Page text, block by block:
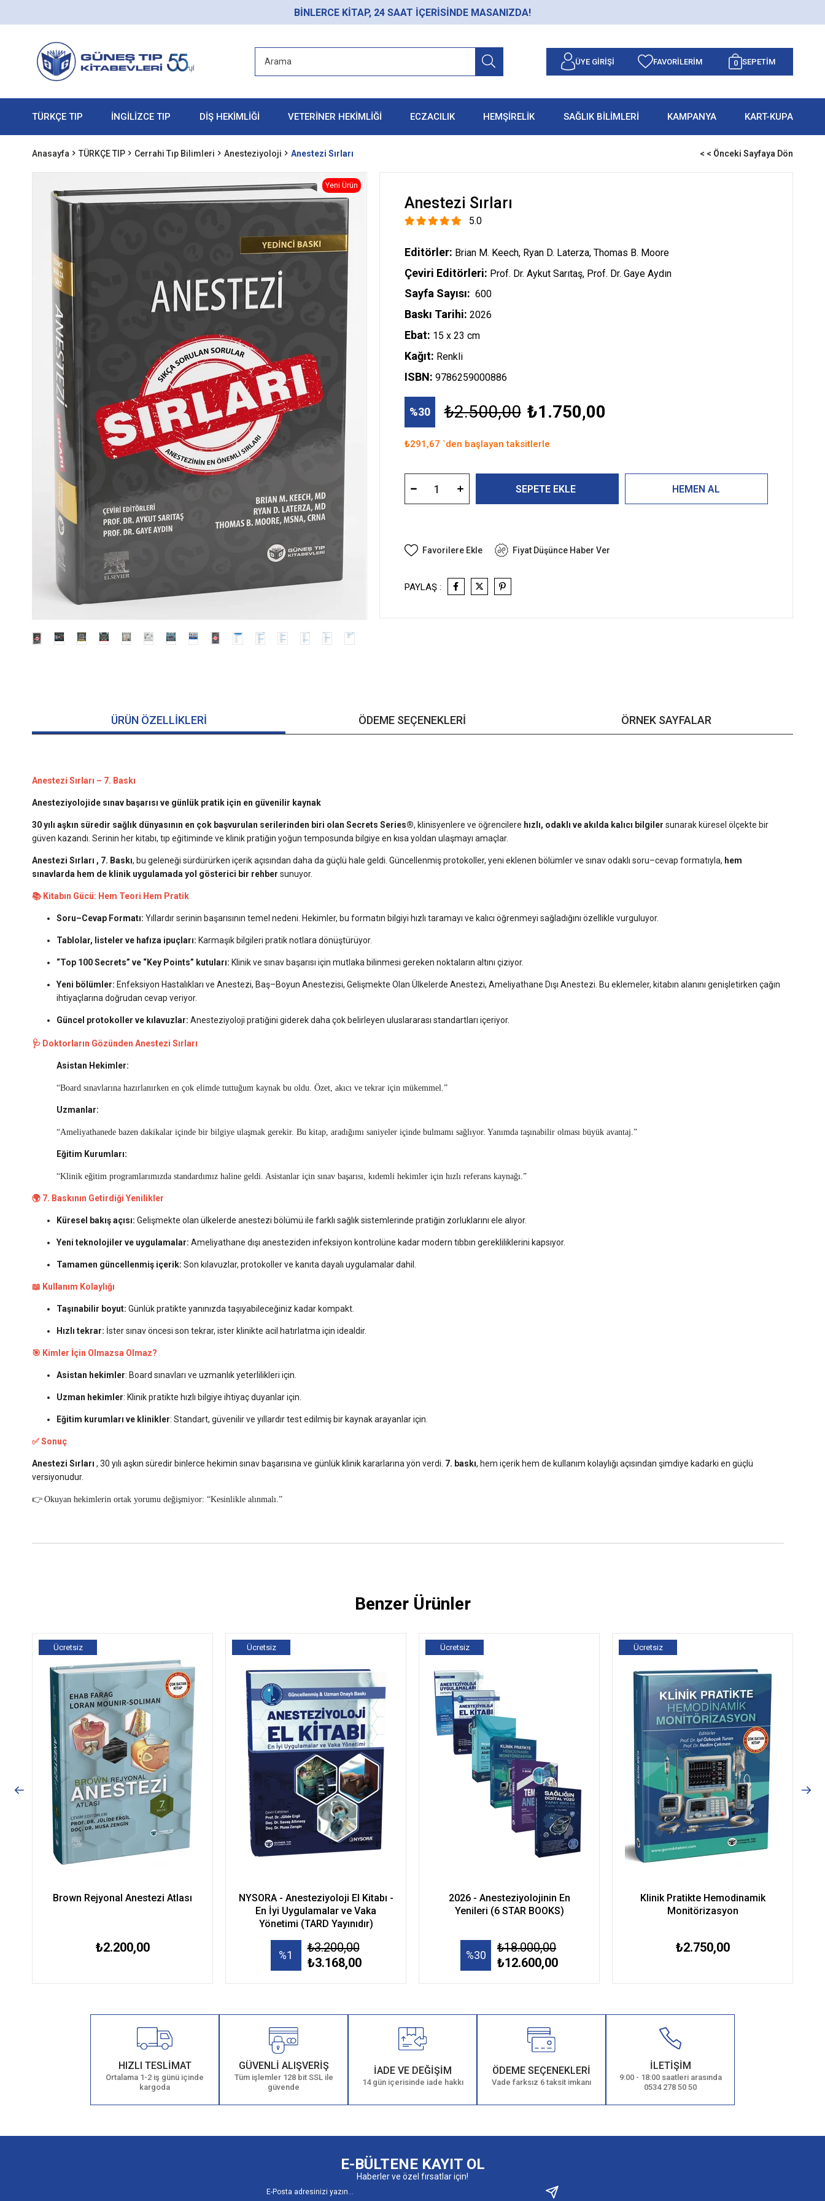
BİNLERCE KİTAP, 24 SAAT İÇERİSİNDE MASANIZDA!
ÜYE GIRIŞI FAVORILERIM SEPETIM
0
TÜRKÇE TIP İNGİLİZCE TIP DİŞ HEKİMLİĞİ VETERİNER HEKİMLİĞİ ECZACILIK HEMŞİRELİK SAĞLIK BİLİMLERİ KAMPANYA KART-KUPA
Anasayfa TÜRKÇE TIP Cerrahi Tıp Bilimleri Anesteziyoloji Anestezi Sırları < < Önceki Sayfaya Dön
Yeni Ürün
Anestezi Sırları
5.0
Editörler: Brian M. Keech, Ryan D. Laterza, Thomas B. Moore
Çeviri Editörleri: Prof. Dr. Aykut Sarıtaş, Prof. Dr. Gaye Aydın
Sayfa Sayısı: 600
Baskı Tarihi: 2026
Ebat: 15 x 23 cm
Kağıt: Renkli
ISBN: 9786259000886
30 ₺2.500,00 ₺1.750,00
₺291,67 `den başlayan taksitlerle
Favorilere Ekle Fiyat Düşünce Haber Ver
PAYLAŞ :
ÜRÜN ÖZELLIKLERI ÖDEME SEÇENEKLERI ÖRNEK SAYFALAR
Anestezi Sırları – 7. Baskı
Anesteziyolojide sınav başarısı ve günlük pratik için en güvenilir kaynak
30 yılı aşkın süredir sağlık dünyasının en çok başvurulan serilerinden biri olan Secrets Series®, klinisyenlere ve öğrencilere hızlı, odaklı ve akılda kalıcı bilgiler sunarak küresel ölçekte bir
güven kazandı. Serinin her kitabı, tıp eğitiminde ve klinik pratiğin yoğun temposunda bilgiye en kısa yoldan ulaşmayı amaçlar.
Anestezi Sırları , 7. Baskı, bu geleneği sürdürürken içerik açısından daha da güçlü hale geldi. Güncellenmiş protokoller, yeni eklenen bölümler ve sınav odaklı soru–cevap formatıyla, hem
sınavlarda hem de klinik uygulamada yol gösterici bir rehber sunuyor.
📚 Kitabın Gücü: Hem Teori Hem Pratik
Soru–Cevap Formatı: Yıllardır serinin başarısının temel nedeni. Hekimler, bu formatın bilgiyi hızlı taramayı ve kalıcı öğrenmeyi sağladığını özellikle vurguluyor.
Tablolar, listeler ve hafıza ipuçları: Karmaşık bilgileri pratik notlara dönüştürüyor.
“Top 100 Secrets” ve “Key Points” kutuları: Klinik ve sınav başarısı için mutlaka bilinmesi gereken noktaların altını çiziyor.
Yeni bölümler: Enfeksiyon Hastalıkları ve Anestezi, Baş–Boyun Anestezisi, Gelişmekte Olan Ülkelerde Anestezi, Ameliyathane Dışı Anestezi. Bu eklemeler, kitabın alanını genişletirken çağın
ihtiyaçlarına doğrudan cevap veriyor.
Güncel protokoller ve kılavuzlar: Anesteziyoloji pratiğini giderek daha çok belirleyen uluslararası standartları içeriyor.
🩺 Doktorların Gözünden Anestezi Sırları
Asistan Hekimler:
“Board sınavlarına hazırlanırken en çok elimde tuttuğum kaynak bu oldu. Özet, akıcı ve tekrar için mükemmel.”
Uzmanlar:
“Ameliyathanede bazen dakikalar içinde bir bilgiye ulaşmak gerekir. Bu kitap, aradığımı saniyeler içinde bulmamı sağlıyor. Yanımda taşınabilir olması büyük avantaj.”
Eğitim Kurumları:
“Klinik eğitim programlarımızda standardımız haline geldi. Asistanlar için sınav başarısı, kıdemli hekimler için hızlı referans kaynağı.”
🌍 7. Baskının Getirdiği Yenilikler
Küresel bakış açısı: Gelişmekte olan ülkelerde anestezi bölümü ile farklı sağlık sistemlerinde pratiğin zorluklarını ele alıyor.
Yeni teknolojiler ve uygulamalar: Ameliyathane dışı anesteziden infeksiyon kontrolüne kadar modern tıbbın gerekliliklerini kapsıyor.
Tamamen güncellenmiş içerik: Son kılavuzlar, protokoller ve kanıta dayalı uygulamalar dahil.
📖 Kullanım Kolaylığı
Taşınabilir boyut: Günlük pratikte yanınızda taşıyabileceğiniz kadar kompakt.
Hızlı tekrar: İster sınav öncesi son tekrar, ister klinikte acil hatırlatma için idealdir.
🎯 Kimler İçin Olmazsa Olmaz?
Asistan hekimler: Board sınavları ve uzmanlık yeterlilikleri için.
Uzman hekimler: Klinik pratikte hızlı bilgiye ihtiyaç duyanlar için.
Eğitim kurumları ve klinikler: Standart, güvenilir ve yıllardır test edilmiş bir kaynak arayanlar için.
✅ Sonuç
Anestezi Sırları , 30 yılı aşkın süredir binlerce hekimin sınav başarısına ve günlük klinik kararlarına yön verdi. 7. baskı, hem içerik hem de kullanım kolaylığı açısından şimdiye kadarki en güçlü
versiyonudur.
👉 Okuyan hekimlerin ortak yorumu değişmiyor: “Kesinlikle alınmalı.”
Benzer Ürünler
Brown Rejyonal Anestezi Atlası
₺2.200,00
Ücretsiz
NYSORA - Anesteziyoloji El Kitabı -
En İyi Uygulamalar ve Vaka
Yönetimi (TARD Yayınıdır)
%1
₺3.200,00
₺3.168,00
Ücretsiz
2026 - Anesteziyolojinin En
Yenileri (6 STAR BOOKS)
%30
₺18.000,00
₺12.600,00
Ücretsiz
Klinik Pratikte Hemodinamik
Monitörizasyon
₺2.750,00
Ücretsiz
HIZLI TESLİMAT
Ortalama 1-2 iş günü içinde
kargoda
GÜVENLİ ALIŞVERİŞ
Tüm işlemler 128 bit SSL ile
güvende
İADE VE DEĞİŞİM
14 gün içerisinde iade hakkı
ÖDEME SEÇENEKLERİ
Vade farksız 6 taksit imkanı
İLETİŞİM
9:00 - 18:00 saatleri arasında
0534 278 50 50
E-BÜLTENE KAYIT OL
Haberler ve özel fırsatlar için!